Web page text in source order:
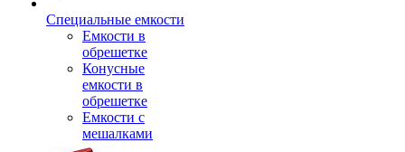
Специальные емкости
Емкости в
обрешетке
Конусные
емкости в
обрешетке
Емкости с
мешалками